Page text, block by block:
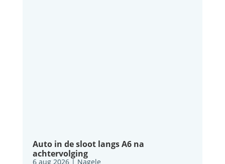
Auto in de sloot langs A6 na
achtervolging
6 aug 2026| Nagele